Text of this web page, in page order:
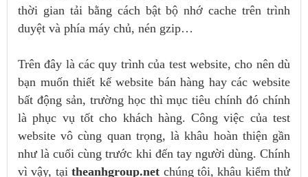
thời gian tải bằng cách bật bộ nhớ cache trên trình
duyệt và phía máy chủ, nén gzip…
Trên đây là các quy trình của test website, cho nên dù
bạn muốn thiết kế website bán hàng hay các website
bất động sản, trường học thì mục tiêu chính đó chính
là phục vụ tốt cho khách hàng. Công việc của test
website vô cùng quan trọng, là khâu hoàn thiện gần
như là cuối cùng trước khi đến tay người dùng. Chính
vì vậy, tạitheanhgroup.net chúng tôi, khâu kiểm thử